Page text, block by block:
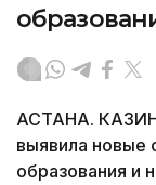
АСТАНА.
выявила новые
образования и